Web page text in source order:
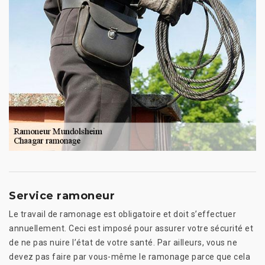
Service ramoneur
Le travail de ramonage est obligatoire et doit s’effectuer
annuellement. Ceci est imposé pour assurer votre sécurité et
de ne pas nuire l’état de votre santé. Par ailleurs, vous ne
devez pas faire par vous-même le ramonage parce que cela